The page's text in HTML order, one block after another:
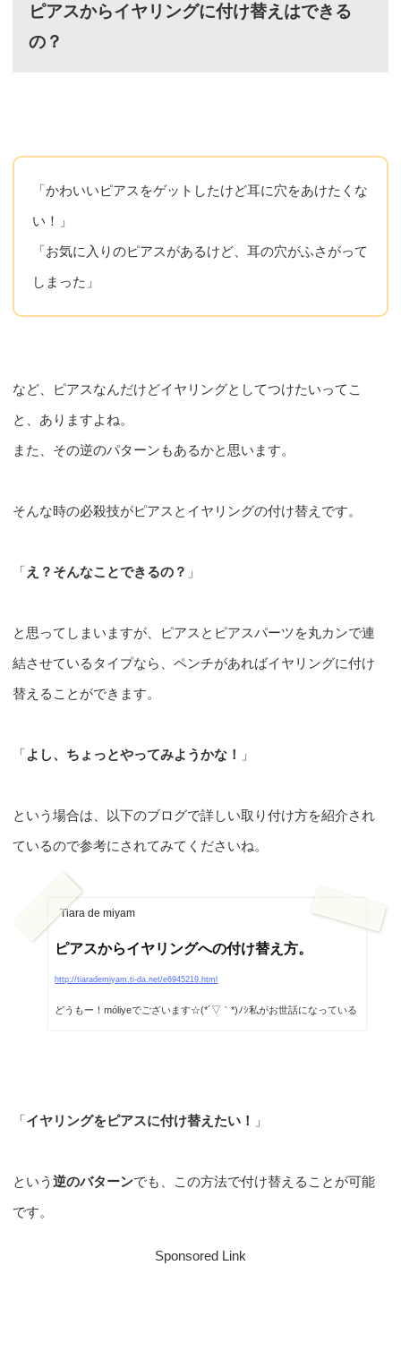
ピアスからイヤリングに付け替えはできる
の？
「かわいいピアスをゲットしたけど耳に穴をあけたくな
い！」
「お気に入りのピアスがあるけど、耳の穴がふさがって
しまった」
など、ピアスなんだけどイヤリングとしてつけたいってこ
と、ありますよね。
また、その逆のパターンもあるかと思います。
そんな時の必殺技がピアスとイヤリングの付け替えです。
「え？そんなことできるの？ 」
と思ってしまいますが、ピアスとピアスパーツを丸カンで連
結させているタイプなら、ペンチがあればイヤリングに付け
替えることができます。
「よし、ちょっとやってみようかな！ 」
という場合は、以下のブログで詳しい取り付け方を紹介され
ているので参考にされてみてくださいね。
Tiara de miyam
ピアスからイヤリングへの付け替え方。
http://tiarademiyam.ti-da.net/e6945219.html
どうもー！móliyeでございます☆(*´▽｀*)ﾉｼ私がお世話になっている
「イヤリングをピアスに付け替えたい！ 」
という逆のバターンでも、この方法で付け替えることが可能
です。
Sponsored Link